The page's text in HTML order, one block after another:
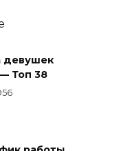
девушек
Топ 38